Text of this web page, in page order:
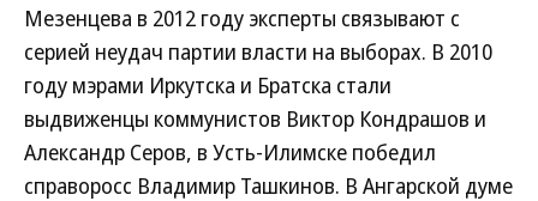
Мезенцева в 2012 году эксперты связывают с
серией неудач партии власти на выборах. В 2010
году мэрами Иркутска и Братска стали
выдвиженцы коммунистов Виктор Кондрашов и
Александр Серов, в Усть-Илимске победил
справоросс Владимир Ташкинов. В Ангарской думе